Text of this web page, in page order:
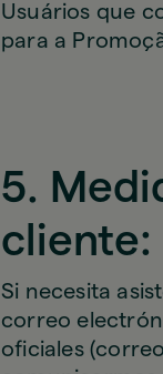
Usuários que
para a
5.
cliente:
Si necesita
correo
oficiales